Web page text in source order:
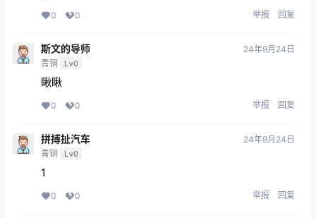
0 0 举报 回复
斯文的导师
青铜 Lv0
24年9月24日
瞅瞅
0 0 举报 回复
拼搏扯汽车
青铜 Lv0
24年9月24日
1
0 0 举报 回复